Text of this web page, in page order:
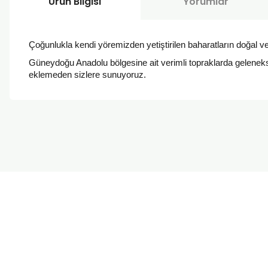
Çoğunlukla kendi yöremizden yetiştirilen baharatların doğal
Güneydoğu Anadolu bölgesine ait verimli topraklarda
eklemeden sizlere sunuyoruz.